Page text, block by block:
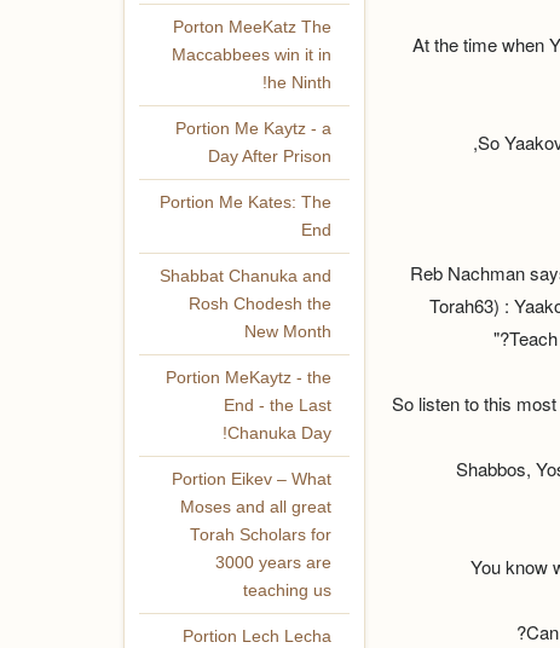
At the time when
So
Reb Nachman
Torah63) :
So listen to this
Shabbos,
You know
Porton MeeKatz The
Maccabbees win it in
he Ninth!
Portion Me Kaytz - a
Day After Prison
Portion Me Kates: The
End
Shabbat Chanuka and
Rosh Chodesh the
New Month
Portion MeKaytz - the
End - the Last
Chanuka Day!
Portion Eikev – What
Moses and all great
Torah Scholars for
3000 years are
teaching us
Portion Lech Lecha